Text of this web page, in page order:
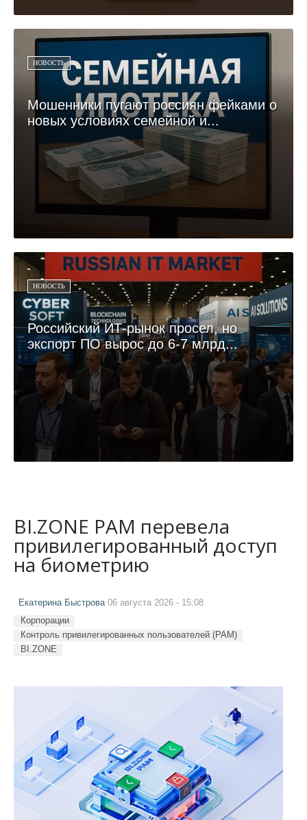
НОВОСТЬ
Мошенники пугают россиян фейками о
новых условиях семейной и...
НОВОСТЬ
Российский ИТ-рынок просел, но
экспорт ПО вырос до 6-7 млрд...
BI.ZONE PAM перевела
привилегированный доступ
на биометрию
Екатерина Быстрова06 августа 2026 - 15:08
Корпорации
Контроль привилегированных пользователей (PAM)
BI.ZONE